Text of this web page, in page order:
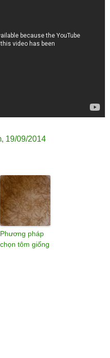
, 19/09/2014
Phương pháp
chọn tôm giống